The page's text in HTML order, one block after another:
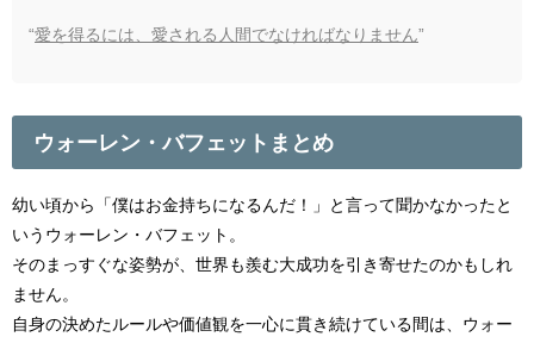
“愛を得るには、愛される人間でなければなりません ”
ウォーレン・バフェットまとめ
幼い頃から「僕はお金持ちになるんだ！」と言って聞かなかったと
いうウォーレン・バフェット。
そのまっすぐな姿勢が、世界も羨む大成功を引き寄せたのかもしれ
ません。
自身の決めたルールや価値観を一心に貫き続けている間は、ウォー